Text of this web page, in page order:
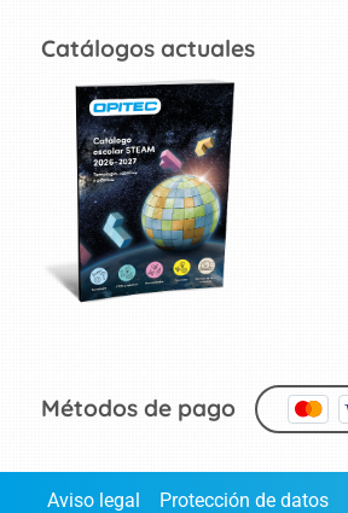
Catálogos actuales
Métodos de pago
Aviso legal Protección de datos